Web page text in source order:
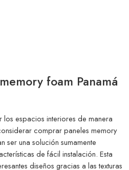
foam Panamá
espacios interiores de manera
comprar paneles memory
ser una solución sumamente
de fácil instalación. Esta
diseños gracias a las texturas